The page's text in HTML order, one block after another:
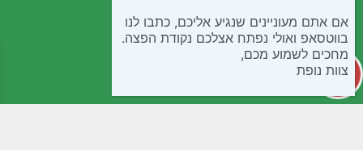
אם אתם מעוניינים שנגיע אליכם, כתבו לנו
בווטסאפ ואולי נפתח אצלכם נקודת הפצה.
מחכים לשמוע מכם,
צוות נופת